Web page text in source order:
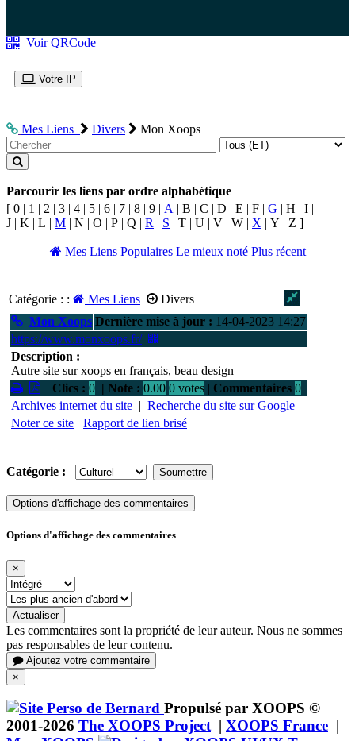
Voir QRCode
Votre IP
Mes Liens Divers Mon Xoops
Parcourir les liens par ordre alphabétique
[ 0 | 1 | 2 | 3 | 4 | 5 | 6 | 7 | 8 | 9 | A | B | C | D | E | F | G | H | I |
J | K | L | M | N | O | P | Q | R | S | T | U | V | W | X | Y | Z ]
Mes Liens Populaires Le mieux noté Plus récent
Catégorie : : Mes Liens
Divers
Mon Xoops Dernière mise à jour : 14-04-2023 14:27
https://www.monxoops.fr/
Description :
Autre site sur xoops en français, beau design
| Clics : 0 | Note : 0.00 0 votes | Commentaires 0
Archives internet du site | Recherche du site sur Google
Noter ce site
Rapport de lien brisé
Catégorie :
Options d'affichage des commentaires
Options d'affichage des commentaires
×
Actualiser
Les commentaires sont la propriété de leur auteur. Nous ne sommes
pas responsables de leur contenu.
Ajoutez votre commentaire
×
Propulsé par XOOPS ©
2001-2026 The XOOPS Project| XOOPS France |